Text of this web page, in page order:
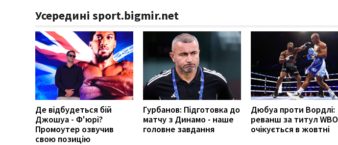
Усередині sport.bigmir.net
Де відбудеться бій
Джошуа - Ф'юрі?
Промоутер озвучив
свою позицію
Гурбанов: Підготовка до
матчу з Динамо - наше
головне завдання
Дюбуа проти Вордлі:
реванш за титул WBO
очікується в жовтні